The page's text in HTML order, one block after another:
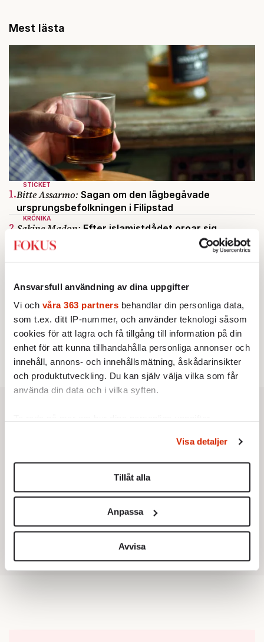
Ansvarsfull användning av dina uppgifter
Vi och våra 363 partners behandlar din personliga data,
som t.ex. ditt IP-nummer, och använder teknologi såsom
cookies för att lagra och få tillgång till information på din
enhet för att kunna tillhandahålla personliga annonser och
innehåll, annons- och innehållsmätning, åskådarinsikter
och produktutveckling. Du kan själv välja vilka som får
använda din data och i vilka syften.
Du kan ändra eller dra tillbaka ditt samtycke när som
helst från cookie-förklaringen.
Vi använder enhetsidentifierare för att anpassa innehållet
för sociala medier och analysera vår trafik. Vi
vidarebefordrar även sådana identifierare och annan
information från din enhet till de sociala medier och
annons- och analysföretag som vi samarbetar med.
Dessa kan i sin tur kombinera informationen med annan
Visa detaljer
Tillåt alla
Anpassa
Avvisa
Mest lästa
STICKET
1.Bitte Assarmo: Sagan om den lågbegåvade
ursprungsbefolkningen i Filipstad
KRÖNIKA
2. Sakine Madon: Efter islamistdådet oroar sig
vänstern för Agnes Wold
KRÖNIKA
3.Frans Wachtmeister:Ja, AC är ett hot mot den
STICKET
4. Quisling, quislingar och sten i glashus
UTRIKES
5.Därför liknar Putin både tsaren och Stalin
STICKET
6.Christoffer Jonsson:Inte nu igen, Vänsterpartiet!